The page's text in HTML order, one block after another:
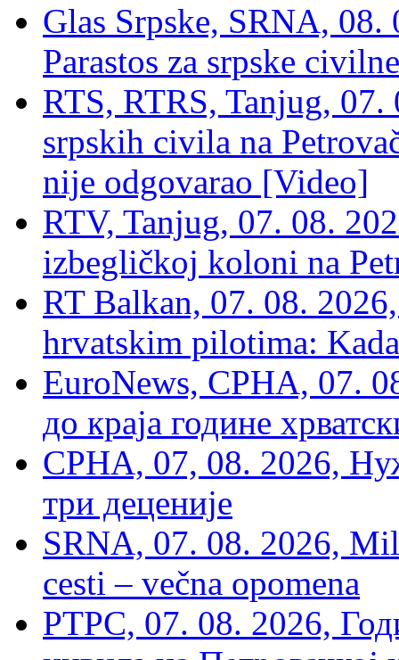
Glas Srpske, SRNA,
Parastos za srpske
RTS, RTRS, Tanjug,
srpskih civila na
nije odgovarao [Video]
RTV, Tanjug, 07. 08.
izbegličkoj koloni na
RT Balkan, 07. 08.
hrvatskim pilotima:
EuroNews, СРНА, 07.
до краја године
СРНА, 07, 08. 2026,
три деценије
SRNA, 07. 08. 2026,
cesti – večna opomena
РТРС, 07. 08. 2026,